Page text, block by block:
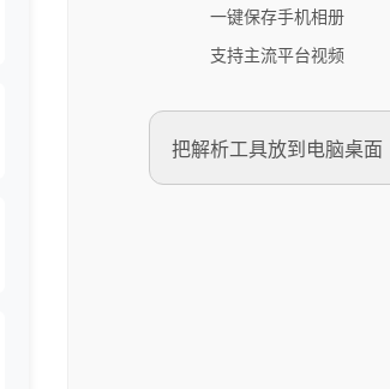
一键保存手机相册
支持主流平台视频
把解析工具放到电脑桌面